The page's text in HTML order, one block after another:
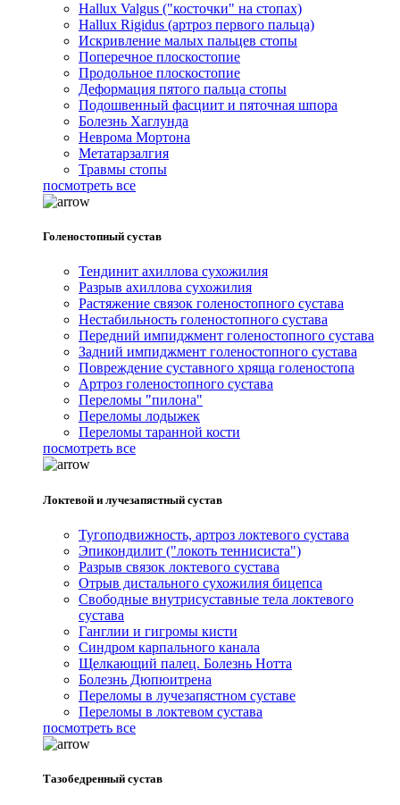
Hallux Valgus ("косточки" на стопах)
Hallux Rigidus (артроз первого пальца)
Искривление малых пальцев стопы
Поперечное плоскостопие
Продольное плоскостопие
Деформация пятого пальца стопы
Подошвенный фасциит и пяточная шпора
Болезнь Хаглунда
Неврома Мортона
Метатарзалгия
Травмы стопы
посмотреть все
Голеностопный сустав
Тендинит ахиллова сухожилия
Разрыв ахиллова сухожилия
Растяжение связок голеностопного сустава
Нестабильность голеностопного сустава
Передний импиджмент голеностопного сустава
Задний импиджмент голеностопного сустава
Повреждение суставного хряща голеностопа
Артроз голеностопного сустава
Переломы "пилона"
Переломы лодыжек
Переломы таранной кости
посмотреть все
Локтевой и лучезапястный сустав
Тугоподвижность, артроз локтевого сустава
Эпикондилит ("локоть теннисиста")
Разрыв связок локтевого сустава
Отрыв дистального сухожилия бицепса
Свободные внутрисуставные тела локтевого
сустава
Ганглии и гигромы кисти
Синдром карпального канала
Щелкающий палец. Болезнь Нотта
Болезнь Дюпюитрена
Переломы в лучезапястном суставе
Переломы в локтевом сустава
посмотреть все
Тазобедренный сустав